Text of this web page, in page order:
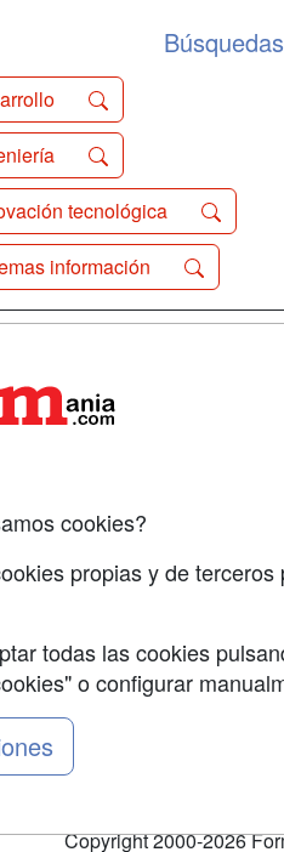
tecnológica
información
Copyright 2000-2026
cookies?
propias y de
todas las cookies
o configurar